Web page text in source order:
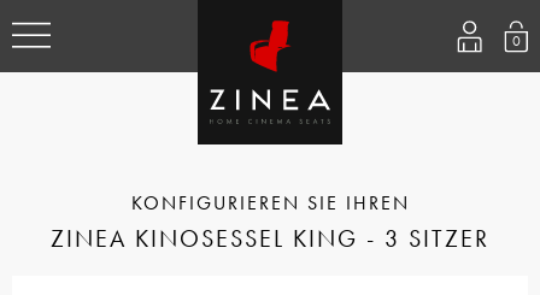
ZINEA KINOSESSEL KING - 3 SITZER
0